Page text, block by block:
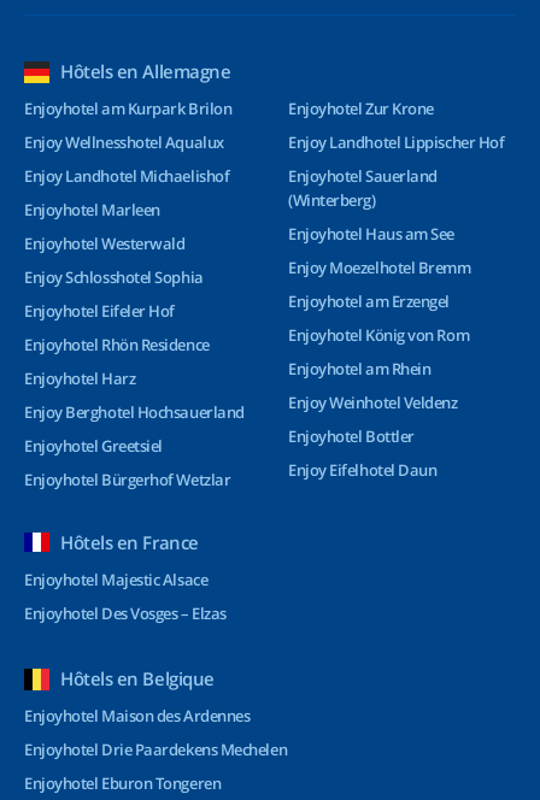
Hôtels en Allemagne
Enjoyhotel am Kurpark Brilon
Enjoy Wellnesshotel Aqualux
Enjoy Landhotel Michaelishof
Enjoyhotel Marleen
Enjoyhotel Westerwald
Enjoy Schlosshotel Sophia
Enjoyhotel Eifeler Hof
Enjoyhotel Rhön Residence
Enjoyhotel Harz
Enjoy Berghotel Hochsauerland
Enjoyhotel Greetsiel
Enjoyhotel Bürgerhof Wetzlar
Enjoyhotel Zur Krone
Enjoy Landhotel Lippischer Hof
Enjoyhotel Sauerland
(Winterberg)
Enjoyhotel Haus am See
Enjoy Moezelhotel Bremm
Enjoyhotel am Erzengel
Enjoyhotel König von Rom
Enjoyhotel am Rhein
Enjoy Weinhotel Veldenz
Enjoyhotel Bottler
Enjoy Eifelhotel Daun
Hôtels en France
Enjoyhotel Majestic Alsace
Enjoyhotel Des Vosges – Elzas
Hôtels en Belgique
Enjoyhotel Maison des Ardennes
Enjoyhotel Drie Paardekens Mechelen
Enjoyhotel Eburon Tongeren